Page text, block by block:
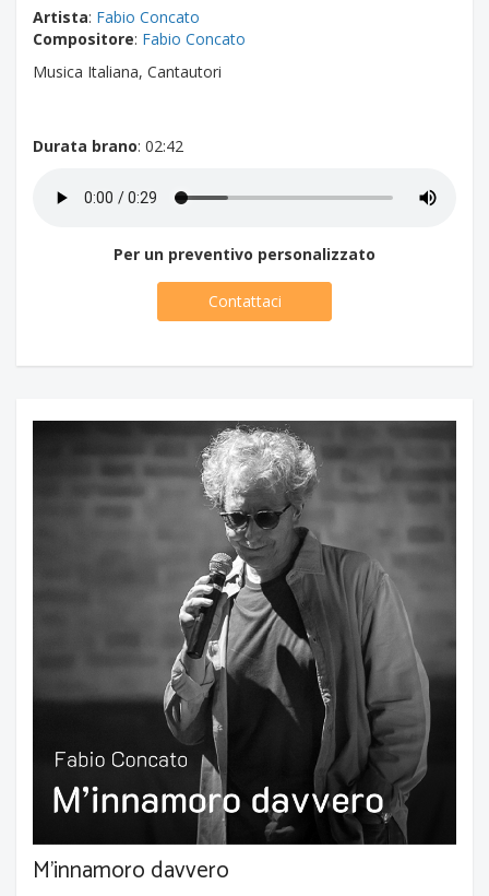
Artista: Fabio Concato
Compositore: Fabio Concato
Musica Italiana, Cantautori
Durata brano: 02:42
Per un preventivo personalizzato
Contattaci
M'innamoro davvero